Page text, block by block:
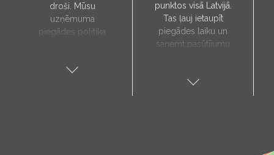
droši. Mūsu
uzņēmuma
piegādes politika
uz jūsu norādīto
punktos visā Latvijā.
Tas ļauj ietaupīt
piegādes laiku un
saņemt pasūtījumu
saņemšanas punkti: